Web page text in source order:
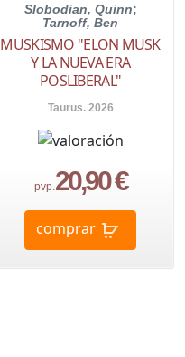
Slobodian, Quinn;
Tarnoff, Ben
MUSKISMO "ELON MUSK
Y LA NUEVA ERA
POSLIBERAL"
Taurus. 2026
pvp.20,90 €
comprar